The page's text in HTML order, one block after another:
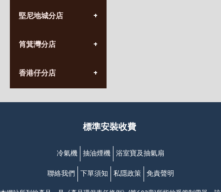
營業時間:
九龍太子太子道西141號
堅尼地城分店
營業時間:
香港堅尼地城卑路乍街
(堅尼地城地鐵站B出口)
筲箕灣分店
營業時間:
(10:00am-20:30pm)
香港仔分店
營業時間:
香港香港仔成都道20-28號
(黃竹坑地鐵站轉4M專線小巴)
標準安裝收費
冷氣機 抽油煙機 浴室寶及抽氣扇
聯絡我們 下單須知 私隱政策 免責聲明